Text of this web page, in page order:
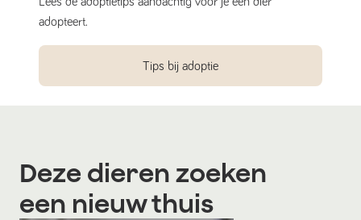
adopteert.
Tips bij adoptie
Deze dieren zoeken
een nieuw thuis